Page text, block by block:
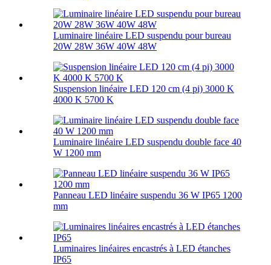
Luminaire linéaire LED suspendu pour bureau
20W 28W 36W 40W 48W
Suspension linéaire LED 120 cm (4 pi) 3000 K
4000 K 5700 K
Luminaire linéaire LED suspendu double face 40
W 1200 mm
Panneau LED linéaire suspendu 36 W IP65 1200
mm
Luminaires linéaires encastrés à LED étanches
IP65